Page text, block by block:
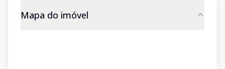
Mapa do imóvel